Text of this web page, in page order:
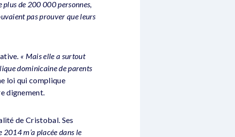
de 200 000 personnes,
pas prouver que leurs
« Mais elle a surtout
dominicaine de parents
loi qui complique
dignement.
de Cristobal. Ses
2014 m’a placée dans le